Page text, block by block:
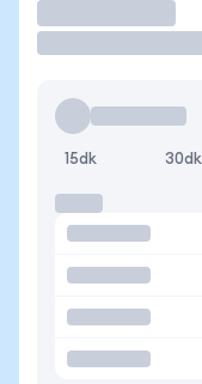
15dk 30dk